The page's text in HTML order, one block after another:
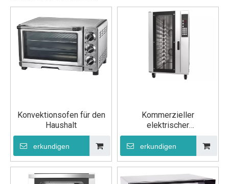
Konvektionsofen für den
Haushalt
erkundigen
Kommerzieller
elektrischer
Konvektionsbackofen
erkundigen